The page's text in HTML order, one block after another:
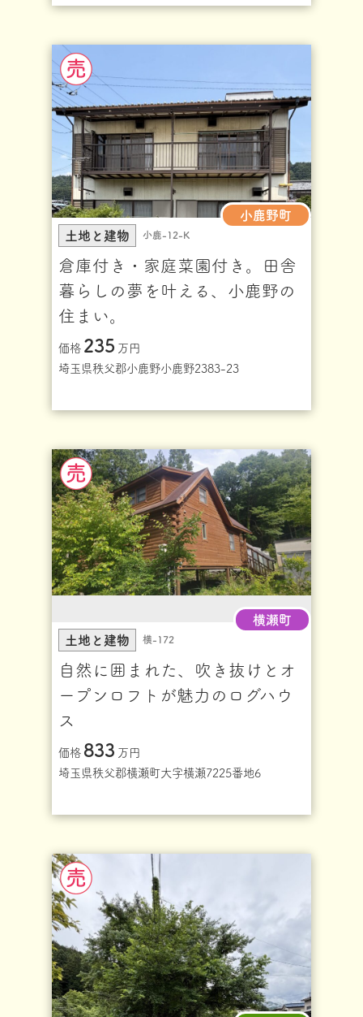
小鹿野町
土地と建物
小鹿-12-K
倉庫付き・家庭菜園付き。田舎
暮らしの夢を叶える、小鹿野の
住まい。
価格 235 万円
埼玉県秩父郡小鹿野小鹿野2383-23
横瀬町
土地と建物
横-172
自然に囲まれた、吹き抜けとオ
ープンロフトが魅力のログハウ
ス
価格 833 万円
埼玉県秩父郡横瀬町大字横瀬7225番地6